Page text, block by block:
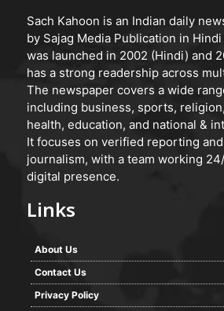
Sach Kahoon is an Indian daily
by Sajag Media Publication in
was launched in 2002 (Hindi) and
has a strong readership across
The newspaper covers a wide
including business, sports,
health, education, and national &
It focuses on verified reporting
journalism, with a team working
digital presence.
Links
About Us
Contact Us
Privacy Policy